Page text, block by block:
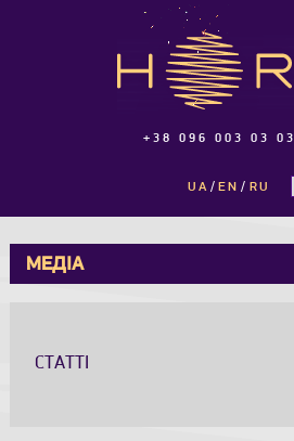
+38 096 003 03 03
UA
EN RU
МЕДІА
СТАТТІ